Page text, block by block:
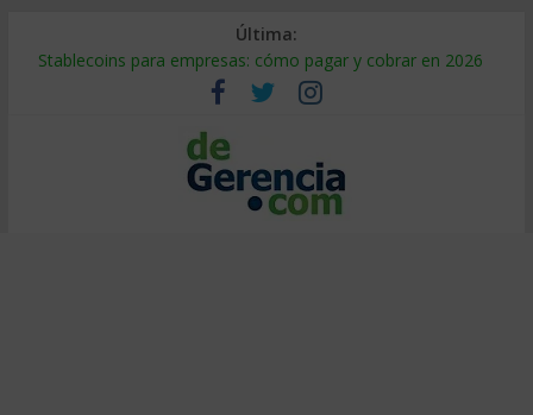
Última:
Stablecoins para empresas: cómo pagar y cobrar en 2026
Despido silencioso: qué es y por qué sale tan caro
IA en selección de personal: cómo auditarla a tiempo
Trabajo forzoso en la cadena de suministro: qué hacer
Mercado hispano de EE. UU.: cómo segmentarlo y venderle